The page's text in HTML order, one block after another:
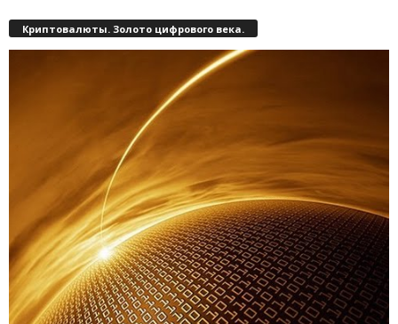
Криптовалюты. Золото цифрового века.